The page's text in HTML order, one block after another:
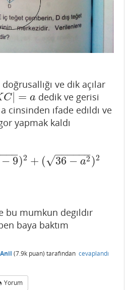
ve dik açılar
C| = a
C|= a
dedik ve gerisi
cinsinden ıfade edıldı ve
yapmak kaldı
− 9
−
−
)2 + ( 36 − a2
− −
−−−−
√ )2
−a 2)2
bu mumkun degıldır
baya baktım
Anil (7.9k puan) tarafından cevaplandı
Yorum